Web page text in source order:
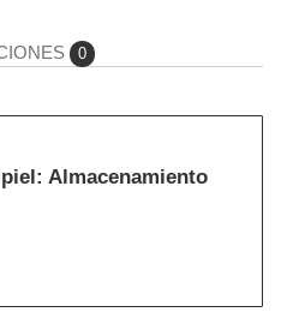
0
Almacenamiento